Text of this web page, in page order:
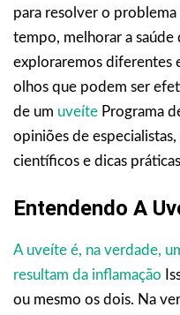
para resolver o
tempo, melhorar a
exploraremos diferentes
olhos que podem ser
de um uveíte Programa
opiniões de
científicos e dicas
Entendendo A
A uveíte é, na verdade,
resultam da inflamação
ou mesmo os dois. Na